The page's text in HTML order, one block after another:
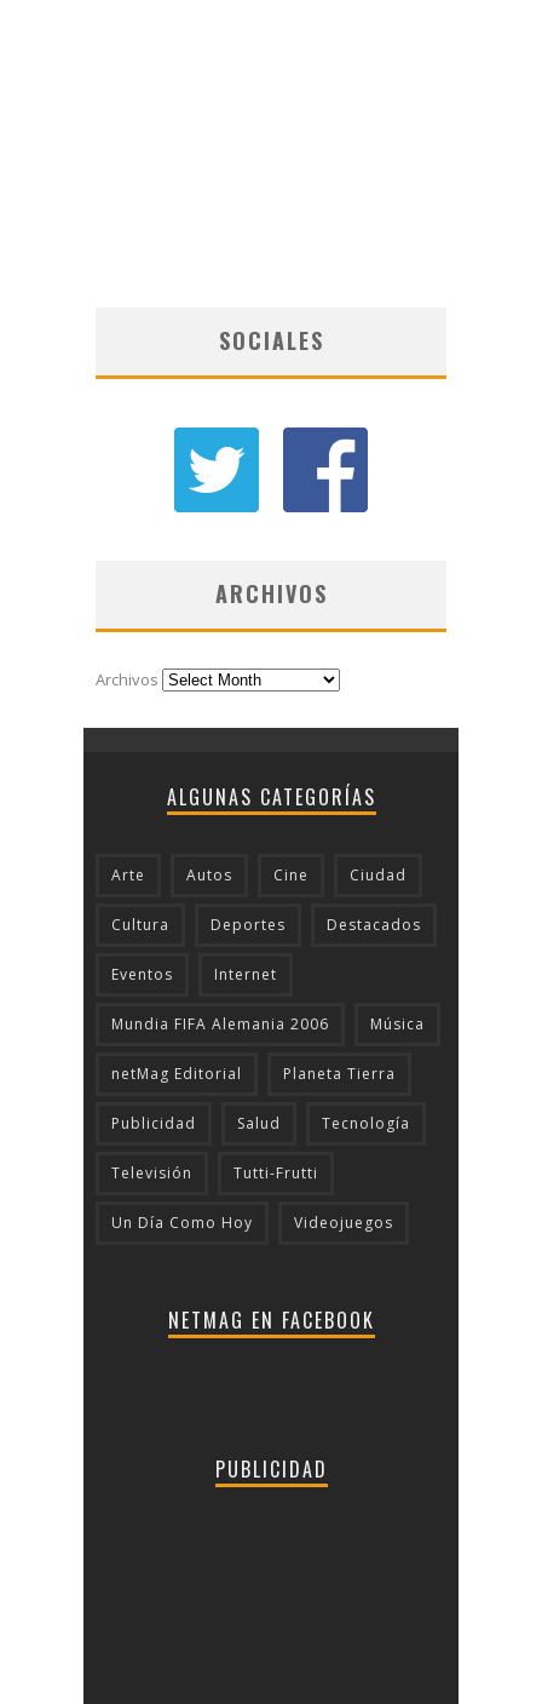
SOCIALES
ARCHIVOS
Archivos
ALGUNAS CATEGORÍAS
Arte Autos Cine Ciudad
Cultura Deportes Destacados
Eventos Internet
Mundia FIFA Alemania 2006 Música
netMag Editorial Planeta Tierra
Publicidad Salud Tecnologí­a
Televisión Tutti-Frutti
Un Día Como Hoy Videojuegos
NETMAG EN FACEBOOK
PUBLICIDAD